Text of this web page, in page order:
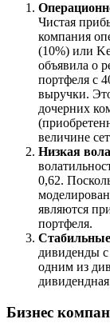
Чистая
компания
(10%) или
объявила о
портфеля с
выручки.
дочерних
величине
Низкая
0,62.
являются
портфеля.
дивиденды с
одним из
Бизнес